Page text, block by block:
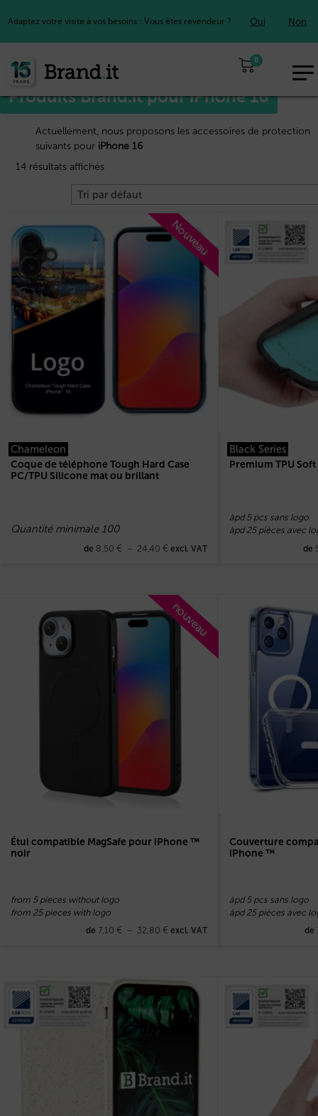
Adaptez votre visite à vos besoins : Vous êtes revendeur ? Oui Non
0
FR
Accueil
Produits Brand.it pour iPhone 16
Actuellement, nous proposons les accessoires de protection
suivants pour iPhone 16
14 résultats affichés
Nouveau
Chameleon
Coque de téléphone Tough Hard Case
PC/TPU Silicone mat ou brillant
Quantité minimale 100
de 8,50 € – 24,40 € excl. VAT
Black Series
Premium TPU
àpd 5 pcs sans logo
àpd 25 pièces avec
de
nouveau
Étui compatible MagSafe pour iPhone ™
noir
from 5 pieces without logo
from 25 pieces with logo
de7,10 € – 32,80 € excl. VAT
Couverture
iPhone ™
àpd 5 pcs sans logo
àpd 25 pièces avec
de